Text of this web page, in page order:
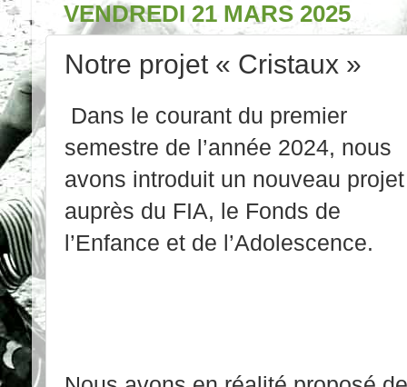
VENDREDI 21 MARS 2025
Notre projet « Cristaux »
Dans le courant du premier
semestre de l’année 2024, nous
avons introduit un nouveau projet
auprès du FIA, le Fonds de
l’Enfance et de l’Adolescence.